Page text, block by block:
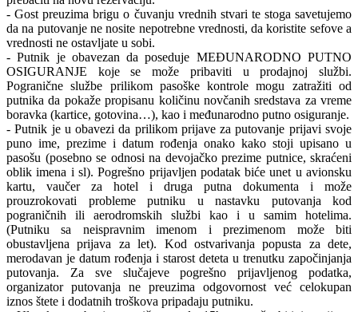
- Gost preuzima brigu o čuvanju vrednih stvari te stoga savetujemo
da na putovanje ne nosite nepotrebne vrednosti, da koristite sefove a
vrednosti ne ostavljate u sobi.
- Putnik je obavezan da poseduje MEĐUNARODNO PUTNO
OSIGURANJE koje se može pribaviti u prodajnoj službi.
Pogranične službe prilikom pasoške kontrole mogu zatražiti od
putnika da pokaže propisanu količinu novčanih sredstava za vreme
boravka (kartice, gotovina…), kao i međunarodno putno osiguranje.
- Putnik je u obavezi da prilikom prijave za putovanje prijavi svoje
puno ime, prezime i datum rođenja onako kako stoji upisano u
pasošu (posebno se odnosi na devojačko prezime putnice, skraćeni
oblik imena i sl). Pogrešno prijavljen podatak biće unet u avionsku
kartu, vaučer za hotel i druga putna dokumenta i može
prouzrokovati probleme putniku u nastavku putovanja kod
pograničnih ili aerodromskih službi kao i u samim hotelima.
(Putniku sa neispravnim imenom i prezimenom može biti
obustavljena prijava za let). Kod ostvarivanja popusta za dete,
merodavan je datum rođenja i starost deteta u trenutku započinjanja
putovanja. Za sve slučajeve pogrešno prijavljenog podatka,
organizator putovanja ne preuzima odgovornost već celokupan
iznos štete i dodatnih troškova pripadaju putniku.